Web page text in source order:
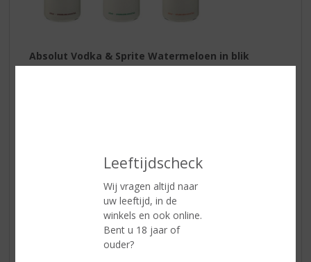
Leeftijdscheck
Wij vragen altijd naar
uw leeftijd, in de
winkels en ook online.
Bent u 18 jaar of
ouder?
Absolut Vodka & Sprite Watermeloen in blik
Voor degenen die op zoek zijn naar iets speciaals, is de